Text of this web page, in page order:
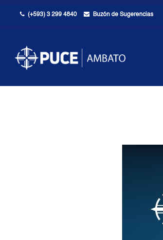
(+593) 3 299 4840 Buzón de Sugerencias